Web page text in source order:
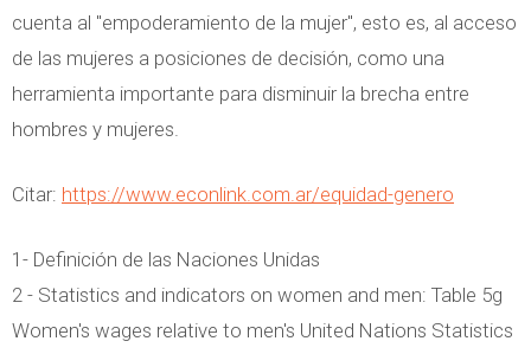
cuenta al "empoderamiento de la mujer", esto es, al acceso
de las mujeres a posiciones de decisión, como una
herramienta importante para disminuir la brecha entre
hombres y mujeres.
Citar: https://www.econlink.com.ar/equidad-genero
1- Definición de las Naciones Unidas
2 - Statistics and indicators on women and men: Table 5g
Women's wages relative to men's United Nations Statistics